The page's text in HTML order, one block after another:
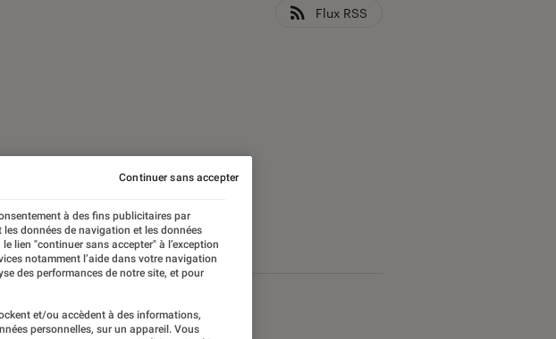
Flux RSS
à des fins publicitaires par
données de navigation et les données
lien "continuer sans accepter" à l’exception
notamment l’aide dans votre navigation
des performances de notre site, et pour
et/ou accèdent à des informations,
personnelles, sur un appareil. Vous
Continuer sans accepter